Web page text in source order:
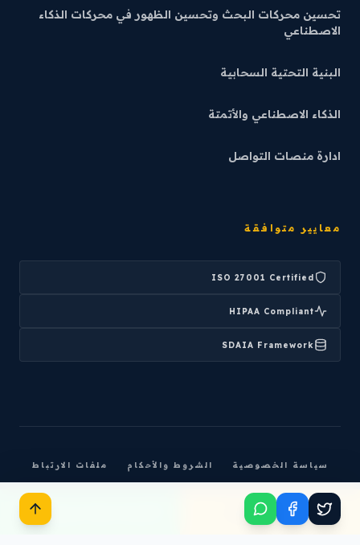
تحسين محركات البحث وتحسين الظهور في محركات الذكاء
الاصطناعي
البنية التحتية السحابية
الذكاء الاصطناعي والأتمتة
ادارة منصات التواصل
معايير متوافقة
ISO 27001 Certified
HIPAA Compliant
SDAIA Framework
سياسة الخصوصية الشروط والأحكام ملفات الارتباط
© 2026 REMAH DIGITAL LLC. ALL RIGHTS RESERVED.
ابدأ مشروعك تحدث معنا عبر واتساب